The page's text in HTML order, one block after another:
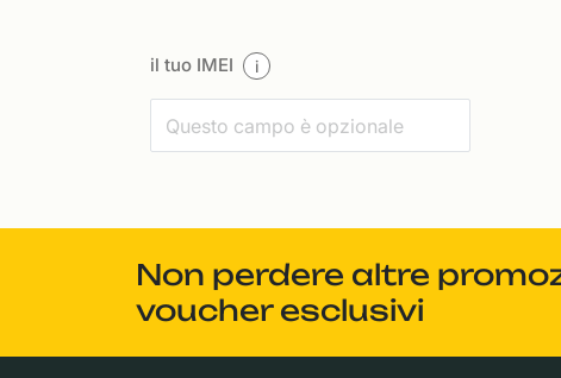
il tuo IMEI i
Non perdere altre
voucher esclusivi